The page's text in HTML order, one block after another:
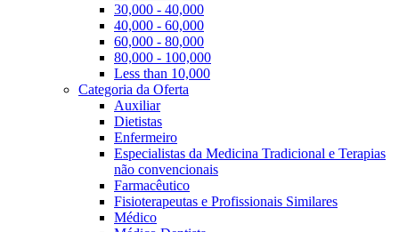
30,000 - 40,000
40,000 - 60,000
60,000 - 80,000
80,000 - 100,000
Less than 10,000
Categoria da Oferta
Auxiliar
Dietistas
Enfermeiro
Especialistas da Medicina Tradicional e Terapias
não convencionais
Farmacêutico
Fisioterapeutas e Profissionais Similares
Médico